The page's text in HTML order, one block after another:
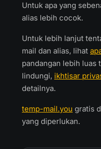
Untuk apa yang
alias lebih cocok.
Untuk lebih lanjut
mail dan alias, lihat
pandangan lebih luas
lindungi, ikhtisar
detailnya.
temp-mail.you gratis
yang diperlukan.